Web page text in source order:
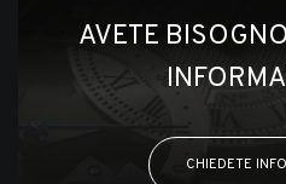
AVETE
CHIEDETE